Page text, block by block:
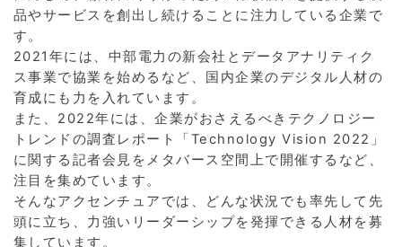
品やサービスを創出し続けることに注力している企業で
す。
2021年には、中部電力の新会社とデータアナリティク
ス事業で協業を始めるなど、国内企業のデジタル人材の
育成にも力を入れています。
また、2022年には、企業がおさえるべきテクノロジー
トレンドの調査レポート「Technology Vision 2022」
に関する記者会見をメタバース空間上で開催するなど、
注目を集めています。
そんなアクセンチュアでは、どんな状況でも率先して先
頭に立ち、力強いリーダーシップを発揮できる人材を募
集しています。